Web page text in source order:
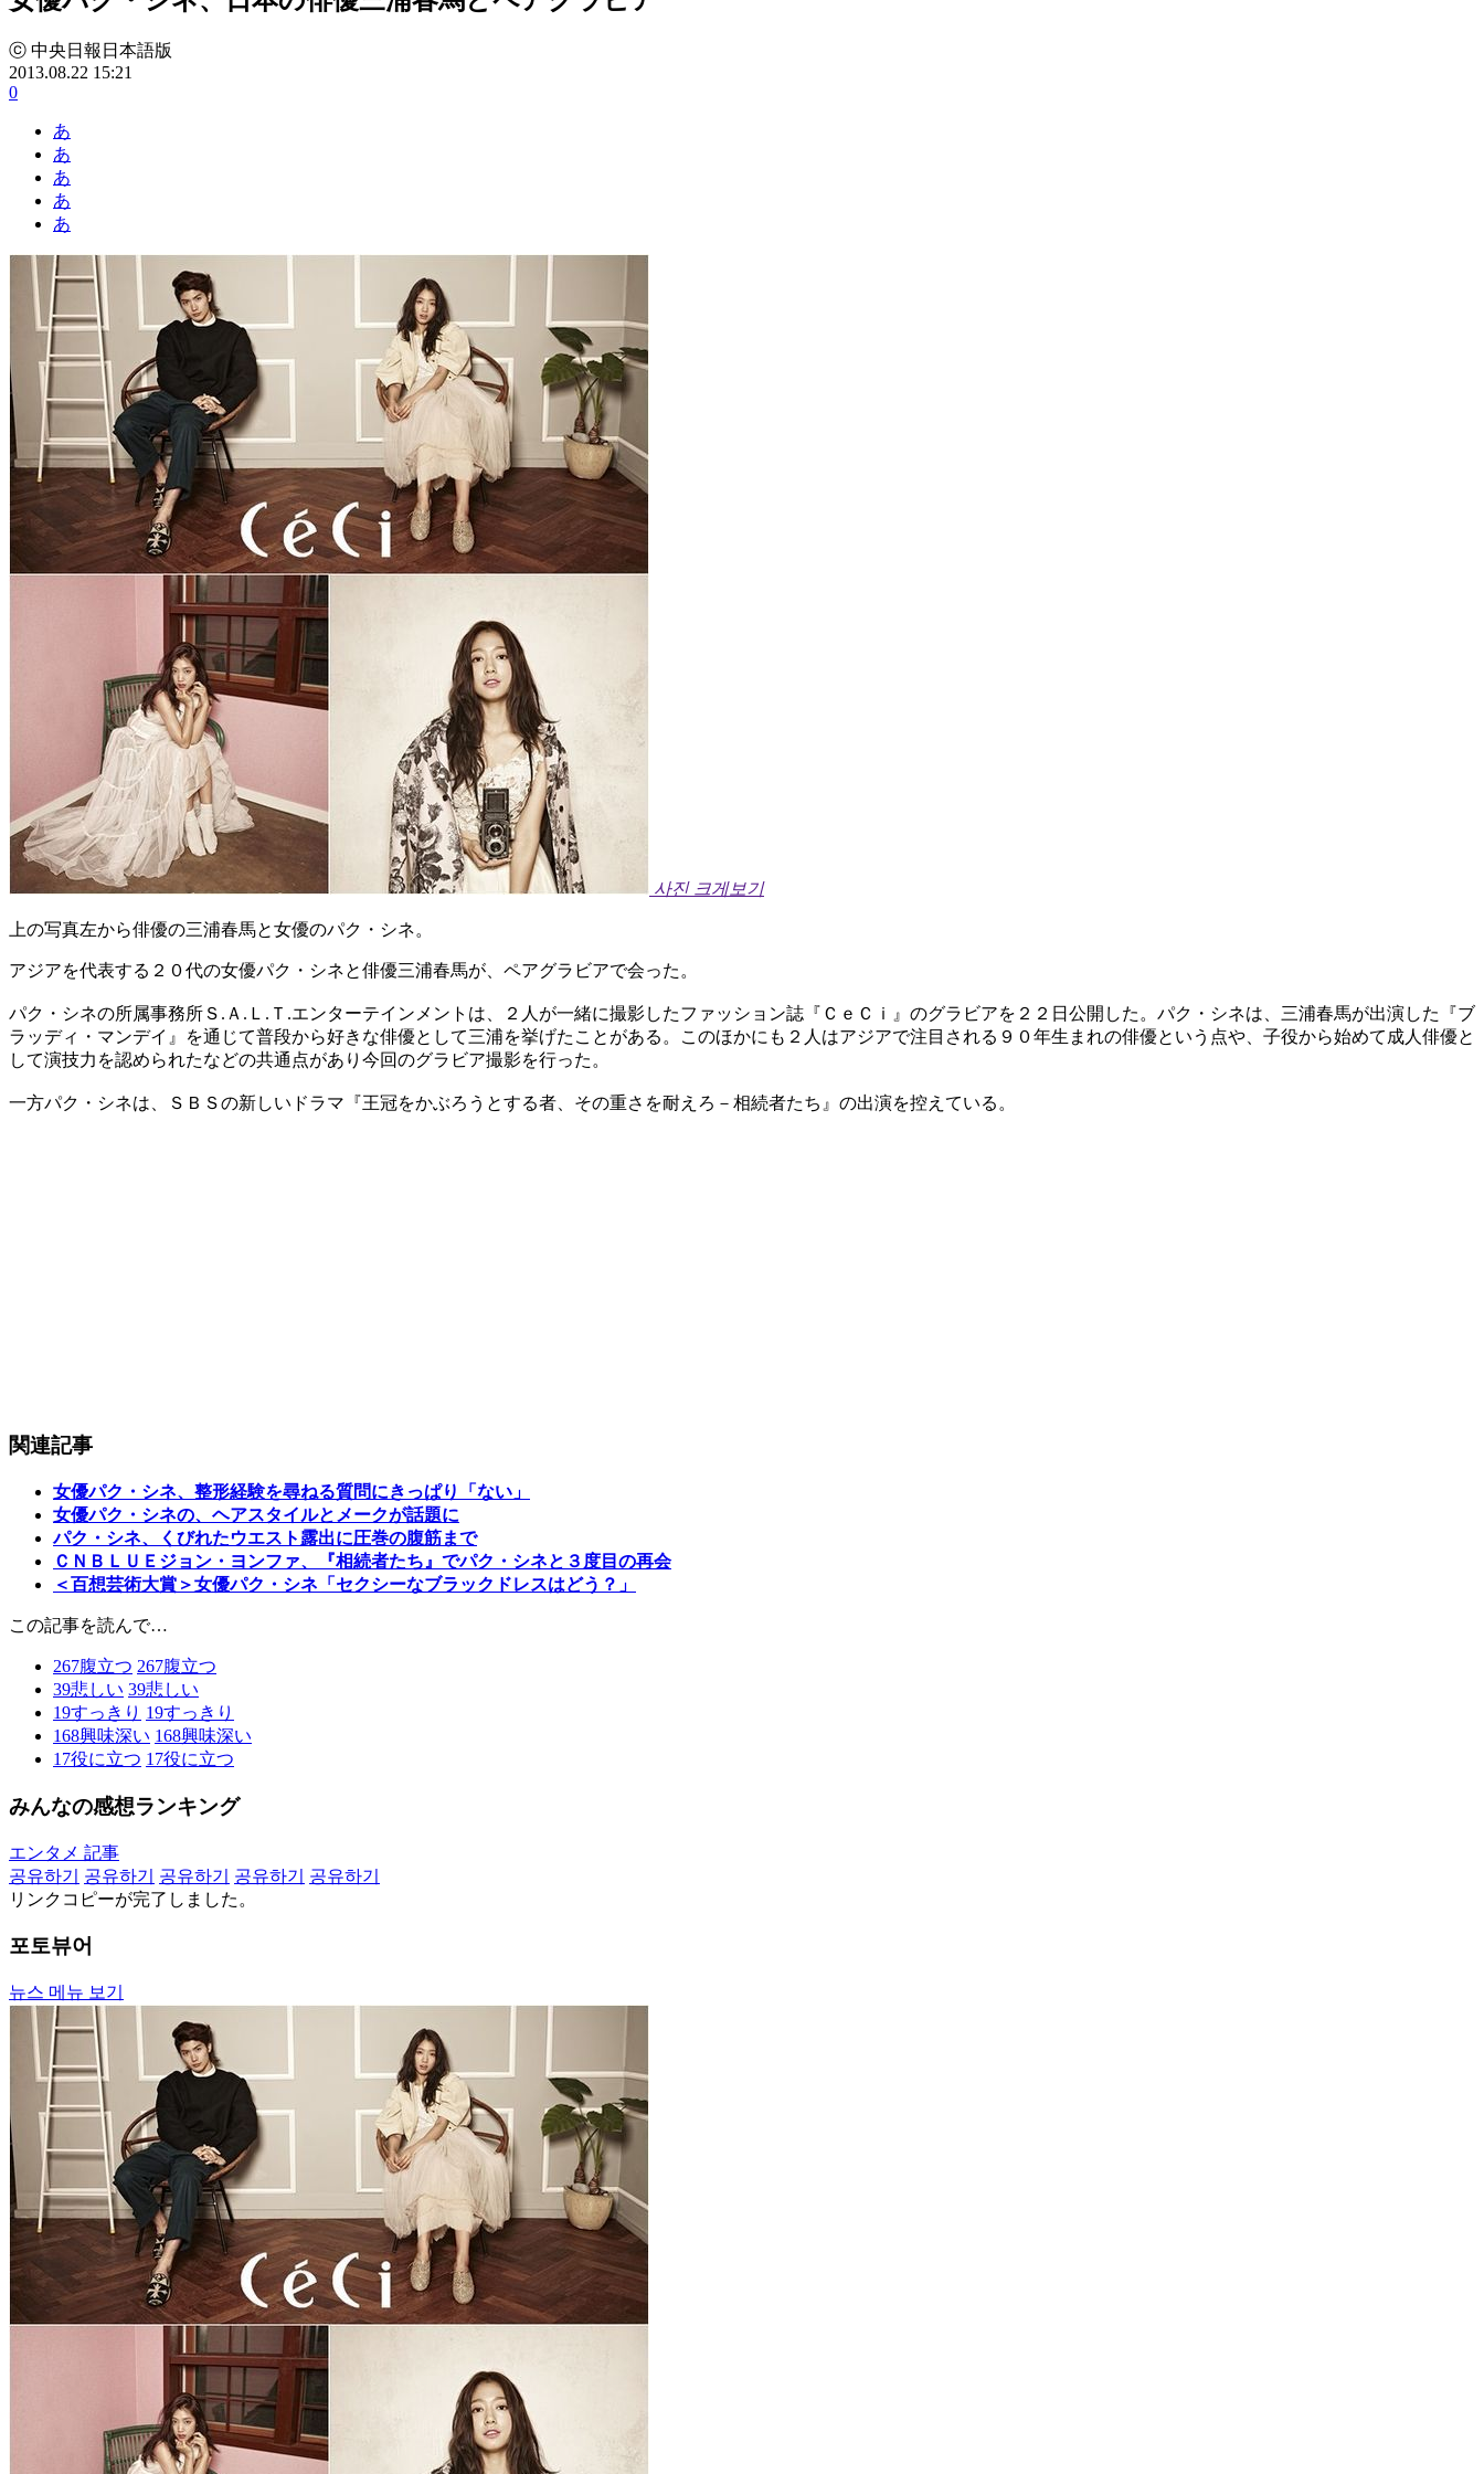
ⓒ 中央日報日本語版
2013.08.22 15:21
0
あ
あ
あ
あ
あ
사진 크게보기
上の写真左から俳優の三浦春馬と女優のパク・シネ。
アジアを代表する２０代の女優パク・シネと俳優三浦春馬が、ペアグラビアで会った。
パク・シネの所属事務所Ｓ.Ａ.Ｌ.Ｔ.エンターテインメントは、２人が一緒に撮影したファッション誌『ＣｅＣｉ』のグラビアを２２日公開した。パク・シネは、三浦春馬が出演した『ブ
ラッディ・マンデイ』を通じて普段から好きな俳優として三浦を挙げたことがある。このほかにも２人はアジアで注目される９０年生まれの俳優という点や、子役から始めて成人俳優と
して演技力を認められたなどの共通点があり今回のグラビア撮影を行った。
一方パク・シネは、ＳＢＳの新しいドラマ『王冠をかぶろうとする者、その重さを耐えろ－相続者たち』の出演を控えている。
関連記事
女優パク・シネ、整形経験を尋ねる質問にきっぱり「ない」
女優パク・シネの、ヘアスタイルとメークが話題に
パク・シネ、くびれたウエスト露出に圧巻の腹筋まで
ＣＮＢＬＵＥジョン・ヨンファ、『相続者たち』でパク・シネと３度目の再会
＜百想芸術大賞＞女優パク・シネ「セクシーなブラックドレスはどう？」
この記事を読んで…
267腹立つ 267腹立つ
39悲しい 39悲しい
19すっきり 19すっきり
168興味深い 168興味深い
17役に立つ 17役に立つ
みんなの感想ランキング
エンタメ 記事
공유하기
공유하기 공유하기 공유하기
공유하기
リンクコピーが完了しました。
포토뷰어
뉴스 메뉴 보기